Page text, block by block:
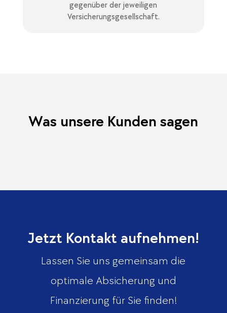
gegenüber der jeweiligen
Versicherungsgesellschaft.
Was unsere Kunden sagen
Jetzt Kontakt aufnehmen!
Lassen Sie uns gemeinsam die
optimale Absicherung und
Finanzierung für Sie finden!